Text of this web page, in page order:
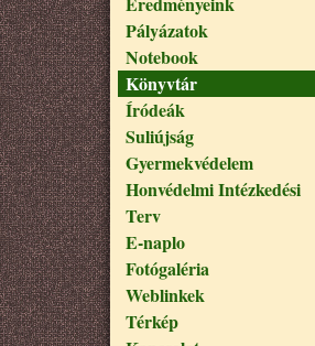
Pályázatok
Notebook
Könyvtár
Íródeák
Suliújság
Gyermekvédelem
Honvédelmi Intézkedési
Terv
E-naplo
Fotógaléria
Weblinkek
Térkép